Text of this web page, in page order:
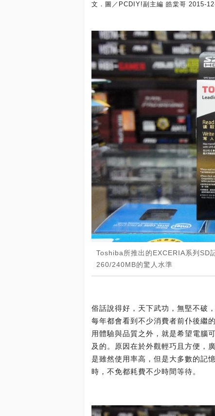
文．圖／PCDIY!副主編 皓棠哥 2015-
Toshiba所推出的EXCERIA系列SD
260/240MB的驚人水準
俗話說得好，天下武功，無堅不破
每年都會看到不少消費者前仆後繼
用體驗與品質之外，就是希望電腦
及的。原因在於外觀輕巧且方便，
是雖然使用率高，但是大多數的記
時，不免都耗費不少時間等待。